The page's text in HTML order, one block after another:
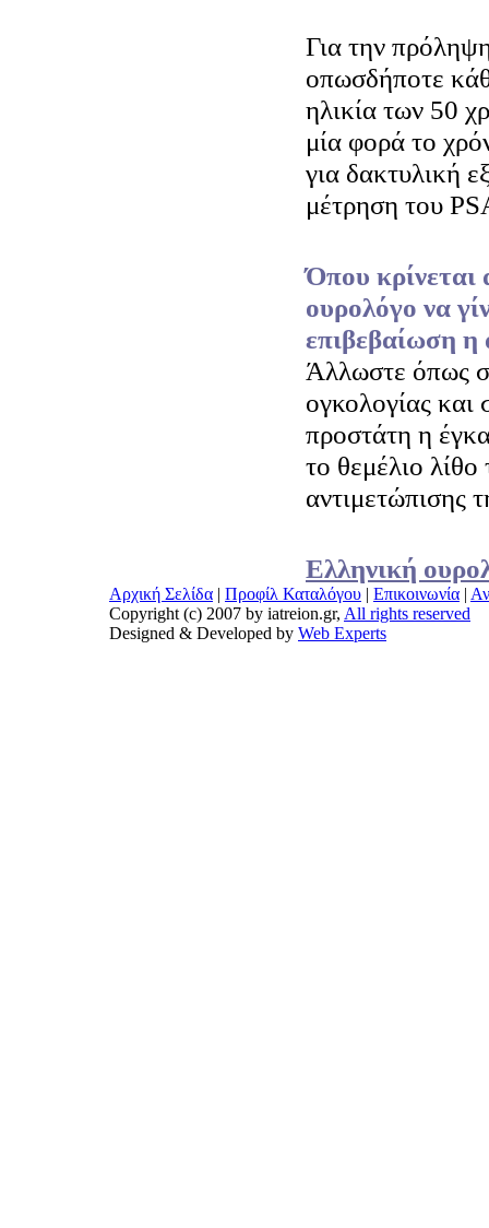
Για την
οπωσδήποτε
ηλικία των 50
μία φορά το
για δακτυλική
μέτρηση του
Όπου κρίνεται
ουρολόγο να
επιβεβαίωση η
Άλλωστε όπως
ογκολογίας και
προστάτη η
το θεμέλιο λίθο
αντιμετώπισης
Ελληνική
Αρχική Σελίδα | Προφίλ Καταλόγου | Επικοινωνία |
Copyright (c) 2007 by iatreion.gr, All rights reserved
Designed & Developed by Web Experts